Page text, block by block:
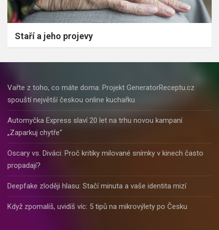
Staří a jeho projevy
Vařte z toho, co máte doma: Projekt GeneratorReceptu.cz
spouští největší českou online kuchařku
Automyčka Express slaví 20 let na trhu novou kampaní
„Zaparkuj chytře“
Oscary vs. Diváci: Proč kritiky milované snímky v kinech často
propadají?
Deepfake zloději hlasu: Stačí minuta a vaše identita mizí
Když zpomalíš, uvidíš víc: 5 tipů na mikrovýlety po Česku